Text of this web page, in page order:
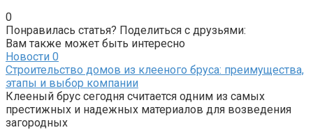
0
Понравилась статья? Поделиться с друзьями:
Вам также может быть интересно
Новости 0
Строительство домов из клееного бруса: преимущества,
этапы и выбор компании
Клееный брус сегодня считается одним из самых
престижных и надежных материалов для возведения
загородных